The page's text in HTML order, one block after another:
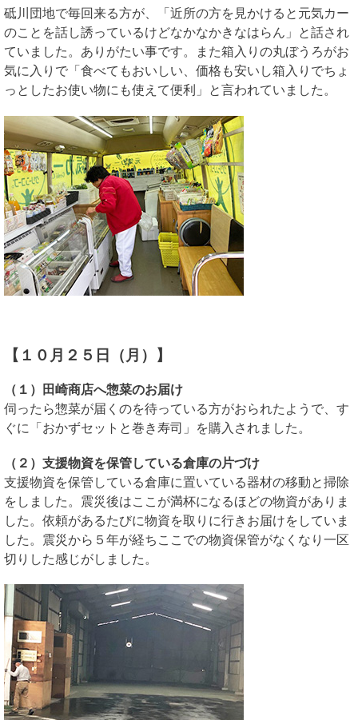
砥川団地で毎回来る方が、「近所の方を見かけると元気カー
のことを話し誘っているけどなかなかきなはらん」と話され
ていました。ありがたい事です。また箱入りの丸ぼうろがお
気に入りで「食べてもおいしい、価格も安いし箱入りでちょ
っとしたお使い物にも使えて便利」と言われていました。
【１０月２５日（月）】
（１）田崎商店へ惣菜のお届け
伺ったら惣菜が届くのを待っている方がおられたようで、す
ぐに「おかずセットと巻き寿司」を購入されました。
（２）支援物資を保管している倉庫の片づけ
支援物資を保管している倉庫に置いている器材の移動と掃除
をしました。震災後はここが満杯になるほどの物資がありま
した。依頼があるたびに物資を取りに行きお届けをしていま
した。震災から５年が経ちここでの物資保管がなくなり一区
切りした感じがしました。